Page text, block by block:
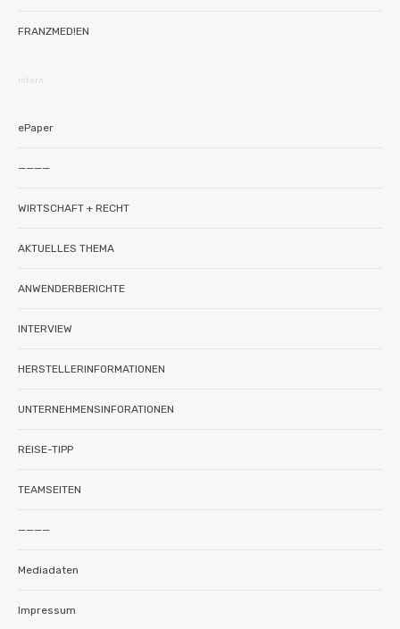
FRANZMED!EN
intern
ePaper
————
WIRTSCHAFT + RECHT
AKTUELLES THEMA
ANWENDERBERICHTE
INTERVIEW
HERSTELLERINFORMATIONEN
UNTERNEHMENSINFORATIONEN
REISE-TIPP
TEAMSEITEN
————
Mediadaten
Impressum